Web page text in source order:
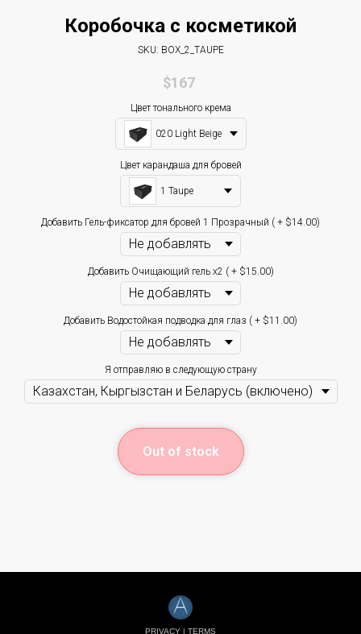
Коробочка с косметикой
SKU: BOX_2_TAUPE
$167
Цвет тонального крема
020 Light Beige
Цвет карандаша для бровей
1 Taupe
Добавить Гель-фиксатор для бровей 1 Прозрачный ( + $14.00)
Добавить Очищающий гель x2 ( + $15.00)
Добавить Водостойкая подводка для глаз ( + $11.00)
Я отправляю в следующую страну
Out of stock
PRIVACY | TERMS